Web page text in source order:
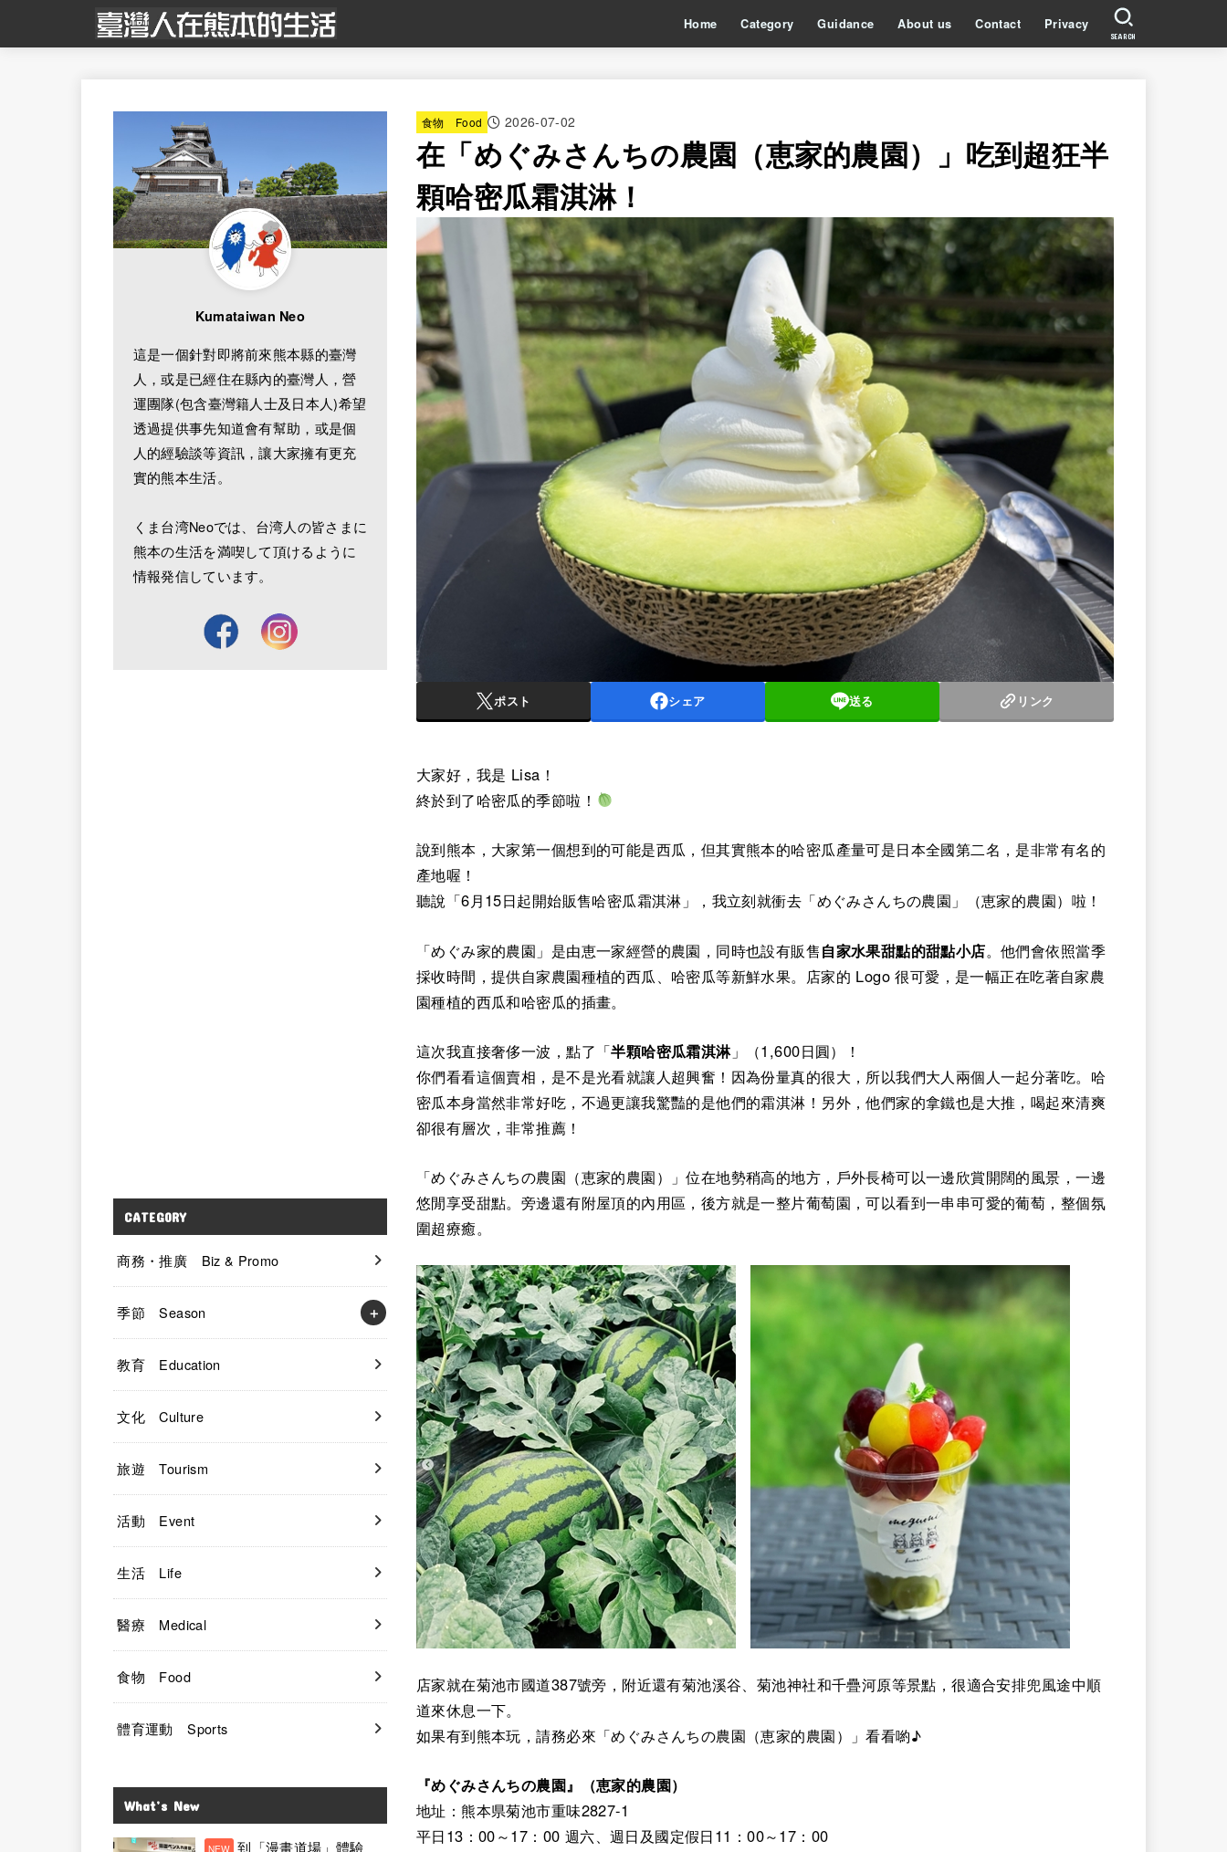
Home Category Guidance About us Contact Privacy
SEARCH
食物 Food 2026-07-02
在「めぐみさんちの農園（恵家的農園）」吃到超狂半
顆哈密瓜霜淇淋！
ポスト シェア 送る リンク
大家好，我是 Lisa！
終於到了哈密瓜的季節啦！
說到熊本，大家第一個想到的可能是西瓜，但其實熊本的哈密瓜產量可是日本全國第二名，是非常有名的
產地喔！
聽說「6月15日起開始販售哈密瓜霜淇淋」，我立刻就衝去「めぐみさんちの農園」（恵家的農園）啦！
「めぐみ家的農園」是由恵一家經營的農園，同時也設有販售自家水果甜點的甜點小店。他們會依照當季
採收時間，提供自家農園種植的西瓜、哈密瓜等新鮮水果。店家的 Logo 很可愛，是一幅正在吃著自家農
園種植的西瓜和哈密瓜的插畫。
這次我直接奢侈一波，點了「半顆哈密瓜霜淇淋」（1,600日圓）！
你們看看這個賣相，是不是光看就讓人超興奮！因為份量真的很大，所以我們大人兩個人一起分著吃。哈
密瓜本身當然非常好吃，不過更讓我驚豔的是他們的霜淇淋！另外，他們家的拿鐵也是大推，喝起來清爽
卻很有層次，非常推薦！
「めぐみさんちの農園（恵家的農園）」位在地勢稍高的地方，戶外長椅可以一邊欣賞開闊的風景，一邊
悠閒享受甜點。旁邊還有附屋頂的內用區，後方就是一整片葡萄園，可以看到一串串可愛的葡萄，整個氛
圍超療癒。
店家就在菊池市國道387號旁，附近還有菊池溪谷、菊池神社和千疊河原等景點，很適合安排兜風途中順
道來休息一下。
如果有到熊本玩，請務必來「めぐみさんちの農園（恵家的農園）」看看喲♪
『めぐみさんちの農園』（恵家的農園）
地址：熊本県菊池市重味2827-1
平日13：00～17：00 週六、週日及國定假日11：00～17：00
Kumataiwan Neo
這是一個針對即將前來熊本縣的臺灣
人，或是已經住在縣內的臺灣人，營
運團隊(包含臺灣籍人士及日本人)希望
透過提供事先知道會有幫助，或是個
人的經驗談等資訊，讓大家擁有更充
實的熊本生活。
くま台湾Neoでは、台湾人の皆さまに
熊本の生活を満喫して頂けるように
情報発信しています。
CATEGORY
商務・推廣 Biz & Promo
季節 Season
教育 Education
文化 Culture
旅遊 Tourism
活動 Event
生活 Life
醫療 Medical
食物 Food
體育運動 Sports
What’s New
到「漫畫道場」體驗